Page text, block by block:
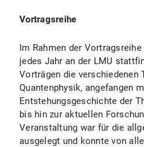
Vortragsreihe
Im Rahmen der Vortragsreihe
jedes Jahr an der LMU
Vorträgen die verschiedenen
Quantenphysik, angefangen
Entstehungsgeschichte der
bis hin zur aktuellen
Veranstaltung war für die
ausgelegt und konnte von